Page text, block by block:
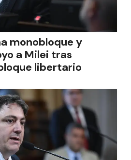
monobloque y
a Milei tras
libertario